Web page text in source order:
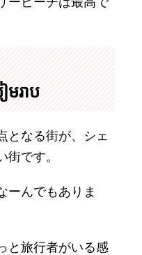
រាប
となる街が、シェ
です。
ーんでもありま
と旅行者がいる感